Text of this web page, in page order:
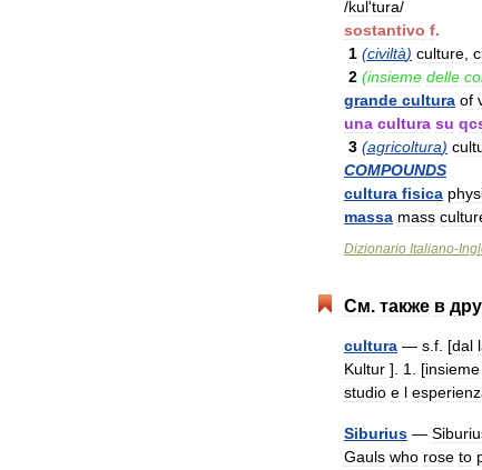
/kul'tura/
sostantivo f.
1 (civiltà) culture,
2 (insieme delle
grande cultura of
una cultura su
3 (agricoltura)
COMPOUNDS
cultura fisica
massa mass
Dizionario Italiano-
См. также в
cultura — s.f. [dal
Kultur ]. 1. [insieme
studio e l
Siburius —
Gauls who rose to